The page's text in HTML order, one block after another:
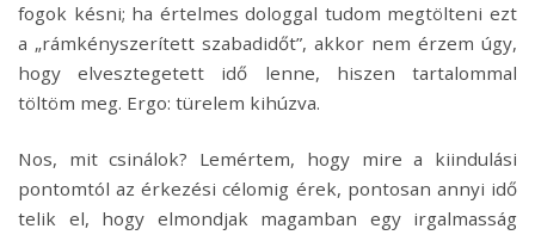
fogok késni; ha értelmes dologgal tudom megtölteni ezt
a „rámkényszerített szabadidőt”, akkor nem érzem úgy,
hogy elvesztegetett idő lenne, hiszen tartalommal
töltöm meg. Ergo: türelem kihúzva.
Nos, mit csinálok? Lemértem, hogy mire a kiindulási
pontomtól az érkezési célomig érek, pontosan annyi idő
telik el, hogy elmondjak magamban egy irgalmasság